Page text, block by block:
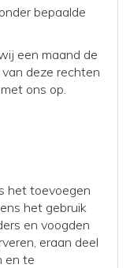
bepaalde
een maand de
deze rechten
ons op.
het toevoegen
het gebruik
en voogden
eraan deel
en te